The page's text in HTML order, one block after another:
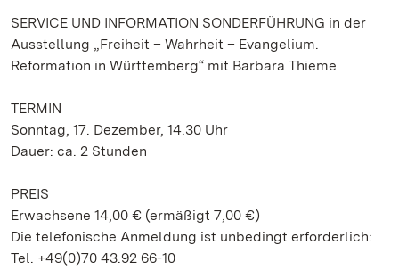
SERVICE UND INFORMATION SONDERFÜHRUNG in der
Ausstellung „Freiheit – Wahrheit – Evangelium.
Reformation in Württemberg“ mit Barbara Thieme
TERMIN
Sonntag, 17. Dezember, 14.30 Uhr
Dauer: ca. 2 Stunden
PREIS
Erwachsene 14,00 € (ermäßigt 7,00 €)
Die telefonische Anmeldung ist unbedingt erforderlich:
Tel. +49(0)70 43.92 66-10